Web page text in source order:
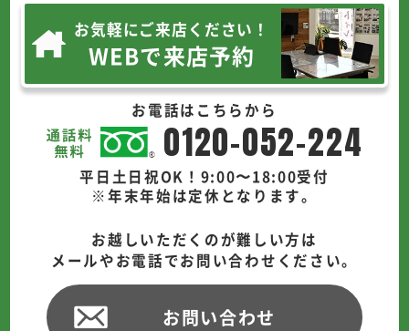
お気軽にご来店ください！
WEBで来店予約
お電話はこちらから
0120-052-224
平日土日祝OK！9:00〜18:00受付
※年末年始は定休となります。
お越しいただくのが難しい方は
メールやお電話でお問い合わせください。
お問い合わせ